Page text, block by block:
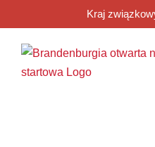
do
zawartości
Kraj